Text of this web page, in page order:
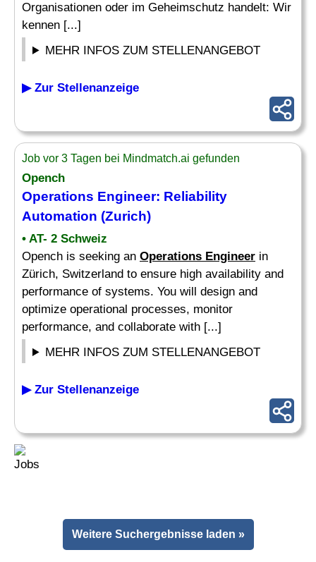
Organisationen oder im Geheimschutz handelt: Wir
kennen [...]
MEHR INFOS ZUM STELLENANGEBOT
▶ Zur Stellenanzeige
Job vor 3 Tagen bei Mindmatch.ai gefunden
Opench
Operations Engineer: Reliability
Automation (Zurich)
• AT- 2 Schweiz
Opench is seeking an Operations Engineer in
Zürich, Switzerland to ensure high availability and
performance of systems. You will design and
optimize operational processes, monitor
performance, and collaborate with [...]
MEHR INFOS ZUM STELLENANGEBOT
▶ Zur Stellenanzeige
Weitere Suchergebnisse laden »